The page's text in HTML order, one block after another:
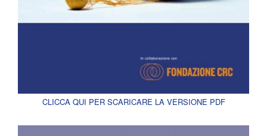
CLICCA QUI PER SCARICARE LA VERSIONE PDF